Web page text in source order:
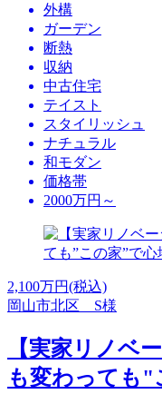
外構
ガーデン
断熱
収納
中古住宅
テイスト
スタイリッシュ
ナチュラル
和モダン
価格帯
2000万円～
2,100万円(税込)
岡山市北区 S様
【実家リノベ
も変わっても"